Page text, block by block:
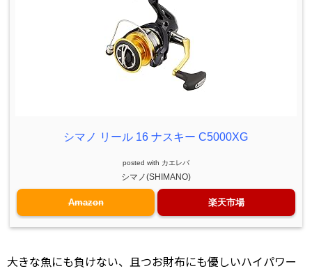
シマノ リール 16 ナスキー C5000XG
posted with カエレバ
シマノ(SHIMANO)
Amazon 楽天市場
大きな魚にも負けない、且つお財布にも優しいハイパワー